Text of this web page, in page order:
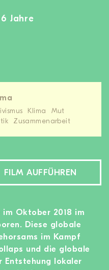
Jahre
Klima
Mut
Zusammenarbeit
FILM AUFFÜHREN
Oktober 2018 im
Diese globale
im Kampf
und die globale
Entstehung lokaler